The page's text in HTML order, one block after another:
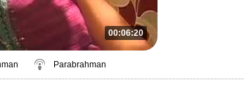
00:06:20
Parabrahman